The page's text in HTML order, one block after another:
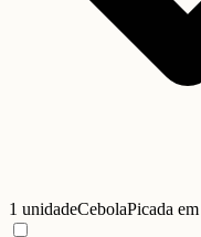
1 unidadeCebolaPicada